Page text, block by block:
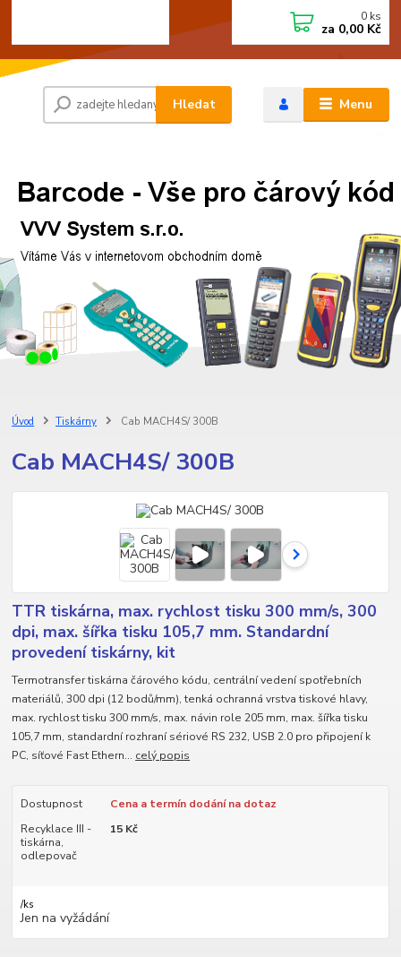
Menu
Hledat
0 ks
za 0,00 Kč
Úvod Tiskárny Cab MACH4S/ 300B
Cab MACH4S/ 300B
TTR tiskárna, max. rychlost tisku 300 mm/s, 300
dpi, max. šířka tisku 105,7 mm. Standardní
provedení tiskárny, kit
Termotransfer tiskárna čárového kódu, centrální vedení spotřebních
materiálů, 300 dpi (12 bodů/mm), tenká ochranná vrstva tiskové hlavy,
max. rychlost tisku 300 mm/s, max. návin role 205 mm, max. šířka tisku
105,7 mm, standardní rozhraní sériové RS 232, USB 2.0 pro připojení k
PC, síťové Fast Ethern... celý popis
Dostupnost
Cena a termín dodání na dotaz
Recyklace III -
tiskárna,
odlepovač
15 Kč
/ks
Jen na vyžádání